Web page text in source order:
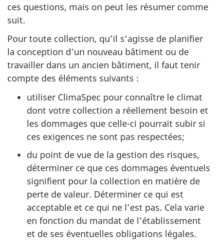
ces questions, mais on peut les résumer comme
suit.
Pour toute collection, qu’il s’agisse de planifier
la conception d’un nouveau bâtiment ou de
travailler dans un ancien bâtiment, il faut tenir
compte des éléments suivants :
utiliser ClimaSpec pour connaître le climat
dont votre collection a réellement besoin et
les dommages que celle-ci pourrait subir si
ces exigences ne sont pas respectées;
du point de vue de la gestion des risques,
déterminer ce que ces dommages éventuels
signifient pour la collection en matière de
perte de valeur. Déterminer ce qui est
acceptable et ce qui ne l’est pas. Cela varie
en fonction du mandat de l’établissement
et de ses éventuelles obligations légales.